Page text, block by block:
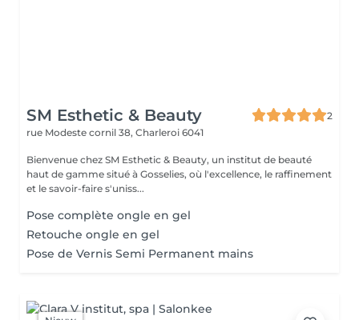
SM Esthetic & Beauty
2
rue Modeste cornil 38, Charleroi 6041
Bienvenue chez SM Esthetic & Beauty, un institut de beauté
haut de gamme situé à Gosselies, où l'excellence, le raffinement
et le savoir-faire s'uniss...
Pose complète ongle en gel
Retouche ongle en gel
Pose de Vernis Semi Permanent mains